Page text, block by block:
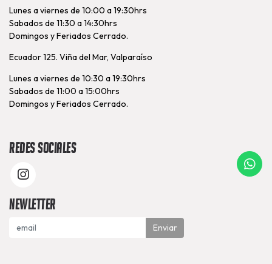
Lunes a viernes de 10:00 a 19:30hrs
Sabados de 11:30 a 14:30hrs
Domingos y Feriados Cerrado.
Ecuador 125. Viña del Mar, Valparaíso
Lunes a viernes de 10:30 a 19:30hrs
Sabados de 11:00 a 15:00hrs
Domingos y Feriados Cerrado.
Redes Sociales
Newletter
Enviar